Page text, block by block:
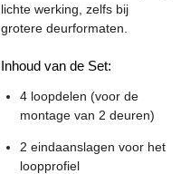
lichte werking, zelfs bij
grotere deurformaten.
Inhoud van de Set:
4 loopdelen (voor de
montage van 2 deuren)
2 eindaanslagen voor het
loopprofiel